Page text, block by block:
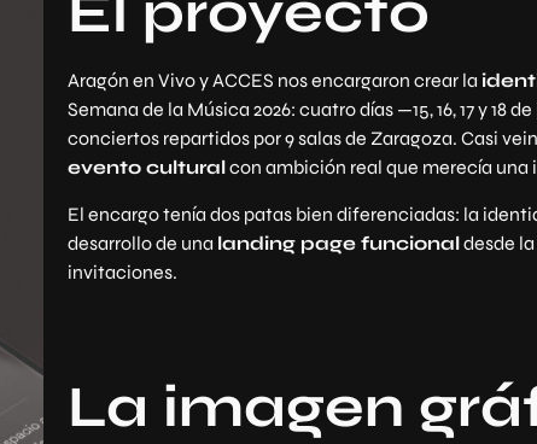
Aragón en Vivo y ACCES nos encargaron crear la
Semana de la Música 2026: cuatro días —15, 16, 17 y 18
conciertos repartidos por 9 salas de Zaragoza. Casi
evento culturalcon ambición real que merecía una
El encargo tenía dos patas bien diferenciadas: la
desarrollo de una landing page funcionaldesde
invitaciones.
La imagen